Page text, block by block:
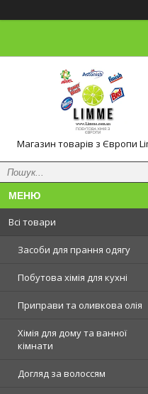
Магазин товарів з Європи
Всі товари
Засоби для прання одягу
Побутова хімія для кухні
Приправи та оливкова олія
Хімія для дому та ванної
кімнати
Догляд за волоссям